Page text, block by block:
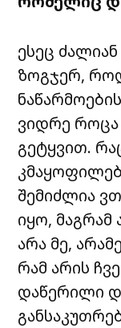
ესეც ძალიან
ზოგჯერ,
ნაწარმოების
ვიდრე როცა
გეტყვით.
შემიძლია
იყო, მაგრამ
არა მე,
რამ არის
დაწერილი